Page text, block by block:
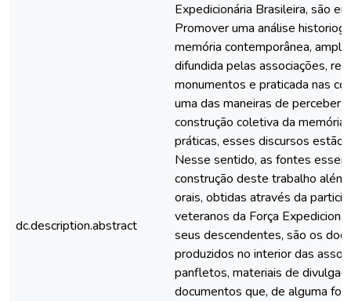
dc.description.abstract
Expedicionária Brasileira, são
Promover uma análise
memória contemporânea,
difundida pelas associações,
monumentos e praticada nas
uma das maneiras de perceber
construção coletiva da memória
práticas, esses discursos estão
Nesse sentido, as fontes
construção deste trabalho
orais, obtidas através da
veteranos da Força
seus descendentes, são os
produzidos no interior das
panfletos, materiais de
documentos que, de alguma